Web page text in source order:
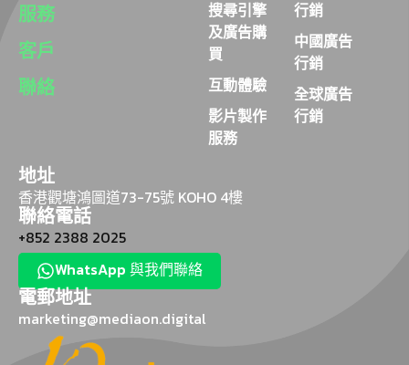
服務
客戶
聯絡
搜尋引擎
及廣告購
買
互動體驗
影片製作
服務
行銷
中國廣告
行銷
全球廣告
行銷
地址
香港觀塘鴻圖道73-75號 KOHO 4樓
聯絡電話
+852 2388 2025
WhatsApp 與我們聯絡
電郵地址
marketing@mediaon.digital